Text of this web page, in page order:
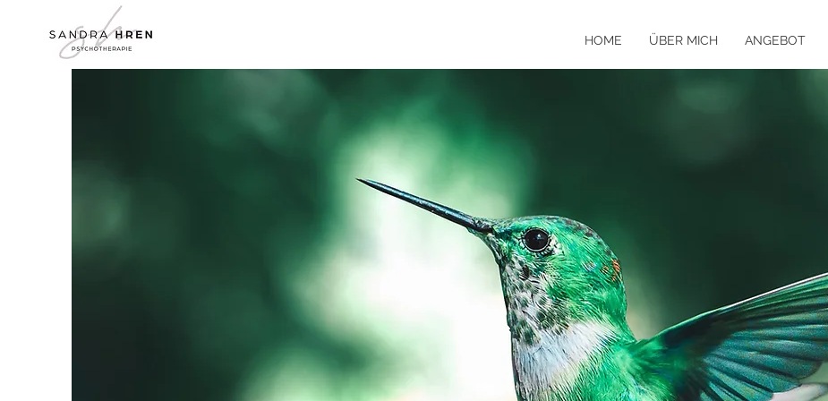
HOME ÜBER MICH ANGEBOT